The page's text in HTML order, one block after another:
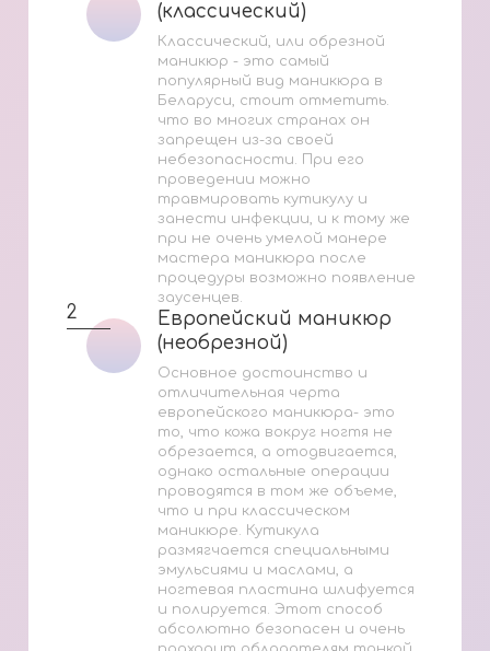
(классический)
(классический)
Классический, или обрезной
маникюр - это самый
популярный вид маникюра в
Беларуси, стоит отметить.
что во многих странах он
запрещен из-за своей
небезопасности. При его
проведении можно
травмировать кутикулу и
занести инфекции, и к тому же
при не очень умелой манере
мастера маникюра после
процедуры возможно появление
заусенцев.
2
Европейский маникюр
(необрезной)
Европейский маникюр
(необрезной)
Основное достоинство и
отличительная черта
европейского маникюра- это
то, что кожа вокруг ногтя не
обрезается, а отодвигается,
однако остальные операции
проводятся в том же объеме,
что и при классическом
маникюре. Кутикула
размягчается специальными
эмульсиями и маслами, а
ногтевая пластина шлифуется
и полируется. Этот способ
абсолютно безопасен и очень